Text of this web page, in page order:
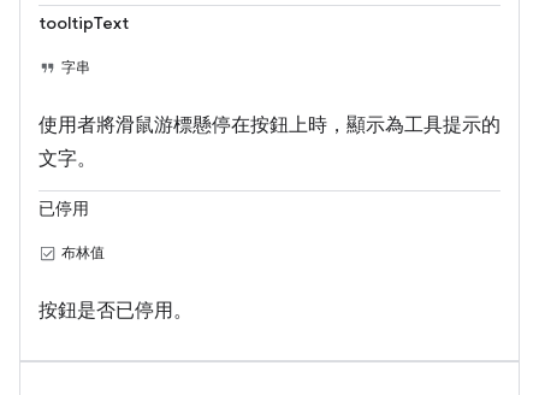
tooltipText
字串
使用者將滑鼠游標懸停在按鈕上時，顯示為工具提示的
文字。
已停用
布林值
按鈕是否已停用。